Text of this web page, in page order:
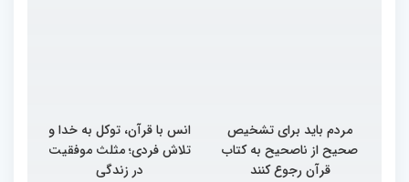
مردم باید برای تشخیص
صحیح از ناصحیح به کتاب
قرآن رجوع کنند
انس با قرآن، توکل به خدا و
تلاش فردی؛ مثلث موفقیت
در زندگی